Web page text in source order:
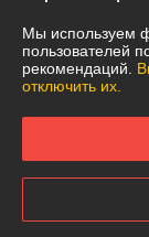
УНП: 290487319
Регистрационный
Дата регистрации
Местонахождение
"ДОМ" № 115
Мы используем
пользователей
рекомендаций.
отключить их.